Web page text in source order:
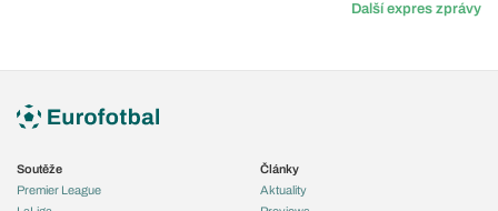
Další expres zprávy
Soutěže
Premier League
Články
Aktuality